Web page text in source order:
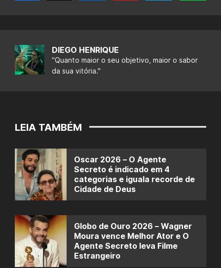
DIEGO HENRIQUE
"Quanto maior o seu objetivo, maior o sabor
da sua vitória."
LEIA TAMBÉM
Oscar 2026 – O Agente
Secreto é indicado em 4
categorias e iguala recorde de
Cidade de Deus
Globo de Ouro 2026 – Wagner
Moura vence Melhor Ator e O
Agente Secreto leva Filme
Estrangeiro